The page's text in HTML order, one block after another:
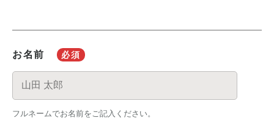
お名前 必須
フルネームでお名前をご記入ください。